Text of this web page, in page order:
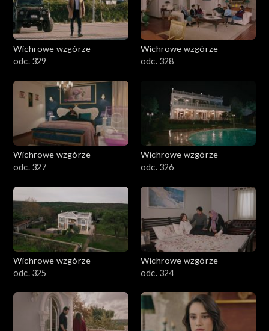
Wichrowe wzgórze
odc. 329
Wichrowe wzgórze
odc. 328
Wichrowe wzgórze
odc. 327
Wichrowe wzgórze
odc. 326
Wichrowe wzgórze
odc. 325
Wichrowe wzgórze
odc. 324